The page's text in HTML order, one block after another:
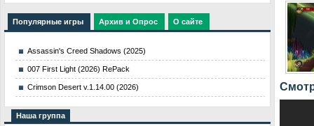
Популярные игры Архив и Опрос О сайте
Assassin's Creed Shadows (2025)
007 First Light (2026) RePack
Crimson Desert v.1.14.00 (2026)
Наша группа